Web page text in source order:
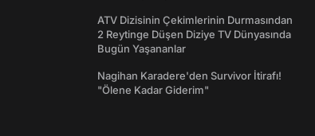
ATV Dizisinin Çekimlerinin Durmasından
2 Reytinge Düşen Diziye TV Dünyasında
Bugün Yaşananlar
Nagihan Karadere'den Survivor İtirafı!
"Ölene Kadar Giderim"